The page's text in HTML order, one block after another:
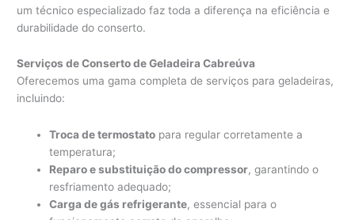
um técnico especializado faz toda a diferença na eficiência e
durabilidade do conserto.
Serviços de Conserto de Geladeira Cabreúva
Oferecemos uma gama completa de serviços para geladeiras,
incluindo:
Troca de termostato para regular corretamente a
temperatura;
Reparo e substituição do compressor, garantindo o
resfriamento adequado;
Carga de gás refrigerante, essencial para o